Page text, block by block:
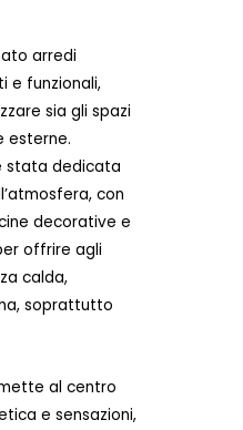
arredi
e funzionali,
sia gli spazi
esterne.
stata dedicata
con
decorative e
offrire agli
calda,
soprattutto
al centro
e sensazioni,